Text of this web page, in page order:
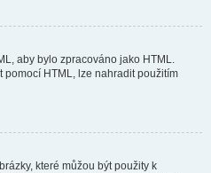
aby bylo zpracováno jako HTML.
pomocí HTML, lze nahradit použitím
které můžou být použity k